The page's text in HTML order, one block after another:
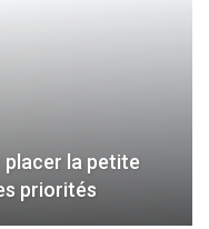
placer la petite
priorités